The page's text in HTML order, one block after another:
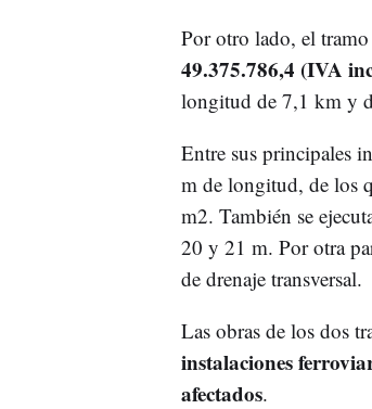
Por otro lado, el tramo
49.375.786,4 (IVA
longitud de 7,1 km y
Entre sus principales
m de longitud, de los
m2. También se
20 y 21 m. Por otra
de drenaje transversal.
Las obras de los dos
instalaciones
afectados.